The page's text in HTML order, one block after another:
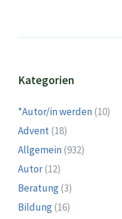
Kategorien
*Autor/in werden(10)
Advent(18)
Allgemein(932)
Autor(12)
Beratung(3)
Bildung(16)